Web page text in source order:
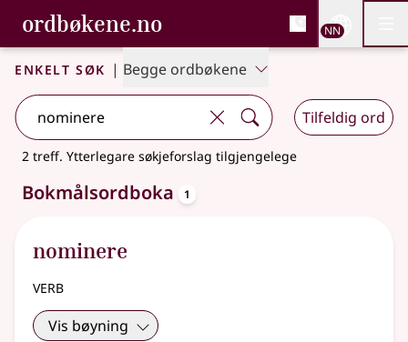
Gå til hovudinnhald
Tilgjenge
ordbøkene.no, Bokmålsordboka og
Bokmålsordboka og Nynorskordboka
NN
Enkelt søk | Begge ordbøkene
Tilfeldig ord
2 treff. Ytterlegare søkjeforslag tilgjengelege
Bokmålsordboka 1
nominere
verb
Vis bøyning